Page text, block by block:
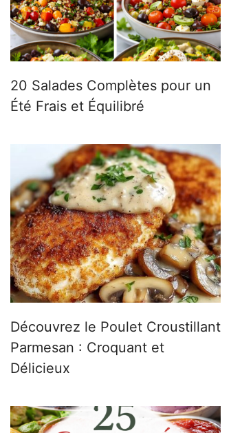
20 Salades Complètes pour un
Été Frais et Équilibré
Découvrez le Poulet Croustillant
Parmesan : Croquant et
Délicieux